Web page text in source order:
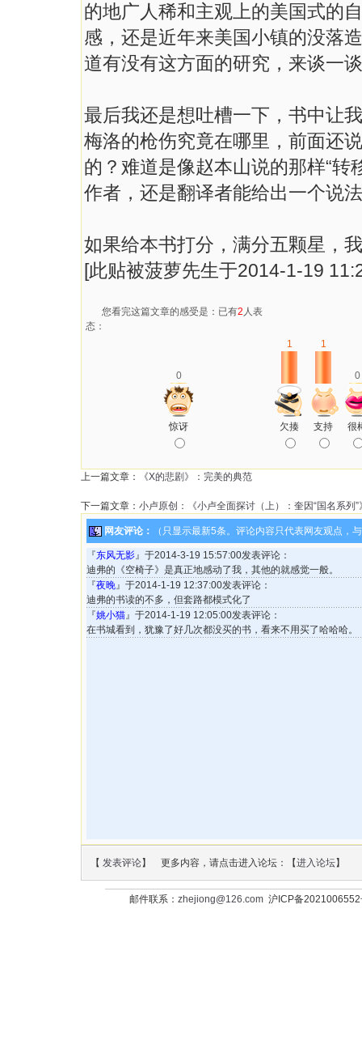
的地广人稀和主观上的美国式的
感，还是近年来美国小镇的没落
道有没有这方面的研究，来谈一
最后我还是想吐槽一下，书中让
梅洛的枪伤究竟在哪里，前面还
的？难道是像赵本山说的那样“转
作者，还是翻译者能给出一个说
如果给本书打分，满分五颗星，
[此贴被菠萝先生于2014-1-19
您看完这篇文章的感受是：已有2 人表
态：
0
1 1
0
惊讶 欠揍 支持 很
上一篇文章： 《X的悲剧》：完美的典范
下一篇文章： 小卢原创：《小卢全面探讨（上）：奎因“国名系列
网友评论： （只显示最新5条。评论内容只代表网友观点，
『东风无影』于2014-3-19 15:57:00发表评论：
迪弗的《空椅子》是真正地感动了我，其他的就感觉一般。
『夜晚』于2014-1-19 12:37:00发表评论：
迪弗的书读的不多，但套路都模式化了
『姚小猫』于2014-1-19 12:05:00发表评论：
在书城看到，犹豫了好几次都没买的书，看来不用买了哈哈哈。
【 发表评论】 更多内容，请点击进入论坛：【进入论坛】
邮件联系： zhejiong@126.com沪ICP备